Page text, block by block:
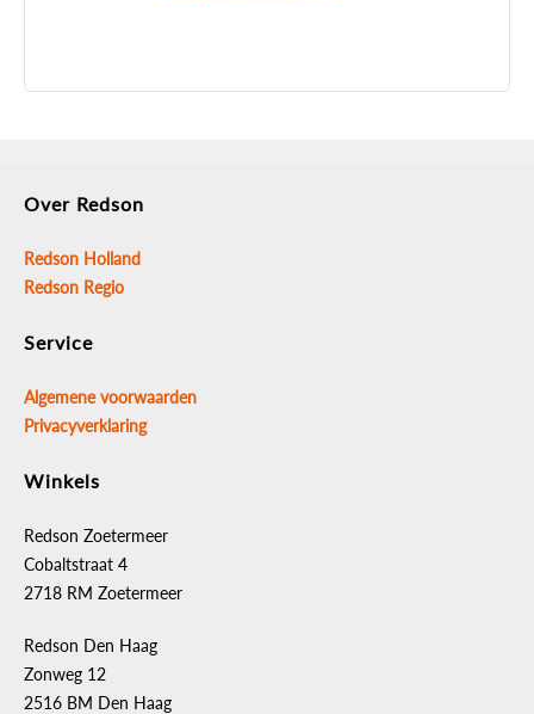
Over Redson
Redson Holland
Redson Regio
Service
Algemene voorwaarden
Privacyverklaring
Winkels
Redson Zoetermeer
Cobaltstraat 4
2718 RM Zoetermeer
Redson Den Haag
Zonweg 12
2516 BM Den Haag